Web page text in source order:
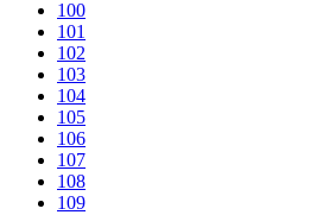
100
101
102
103
104
105
106
107
108
109